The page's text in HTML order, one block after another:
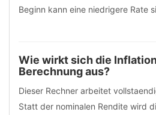
Beginn kann eine niedrigere Rate
Wie wirkt sich die
Berechnung aus?
Dieser Rechner arbeitet
Statt der nominalen Rendite wird